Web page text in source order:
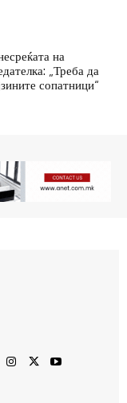
на
„Треба да
сопатници“